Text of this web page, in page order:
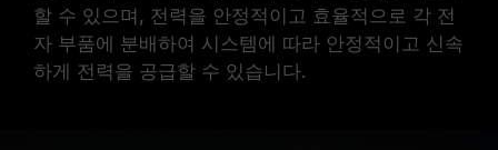
할 수 있으며, 전력을 안정적이고 효율적으로 각 전
자 부품에 분배하여 시스템에 따라 안정적이고 신속
하게 전력을 공급할 수 있습니다.